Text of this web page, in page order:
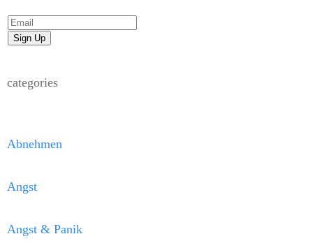
Sign Up
categories
Abnehmen
Angst
Angst & Panik